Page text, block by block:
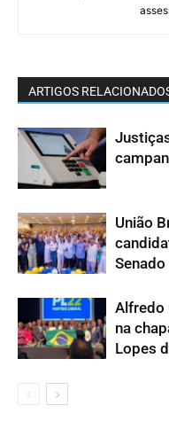
ARTIGOS
União
Senado
Alfredo
na
Lopes